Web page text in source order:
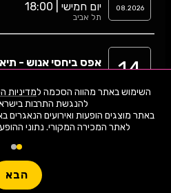
השימוש באתר מהווה הסכמה למדיניות
באתר מוצגים הופעות ואירועים הנאגרים
לאתר המכירה המקורי. נתוני
הבא
08.2026
יום חמישי | 18:00
תל אביב
14
אפס ביחסי אנוש -
תל אביב